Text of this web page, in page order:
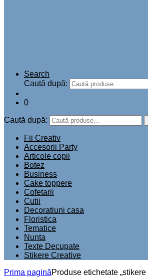
Search
Caută după:
0
Caută după:
Fii Creativ
Accesorii Party
Articole copii
Botez
Business
Cake toppere
Cofetarii
Cutii
Decoratiuni casa
Floristica
Tematice
Nunta
Texte Decupate
Stikere Creative
Prima paginăProduse etichetate